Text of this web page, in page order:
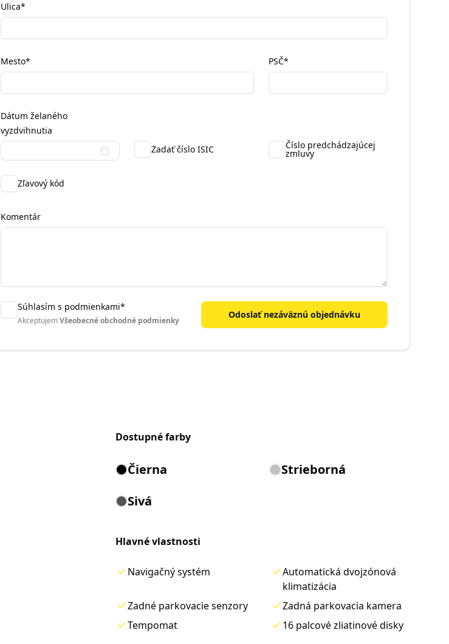
Ulica*
Mesto* PSČ*
Dátum želaného
vyzdvihnutia
Zadať číslo ISIC
Číslo predchádzajúcej
zmluvy
Zľavový kód
Komentár
Súhlasím s podmienkami*
AkceptujemVšeobecné obchodné podmienky
Odoslať nezáväznú objednávku
Dostupné farby
Čierna
Strieborná
Sivá
Hlavné vlastnosti
Navigačný systém
Automatická dvojzónová
klimatizácia
Zadné parkovacie senzory
Zadná parkovacia kamera
Tempomat
16 palcové zliatinové disky